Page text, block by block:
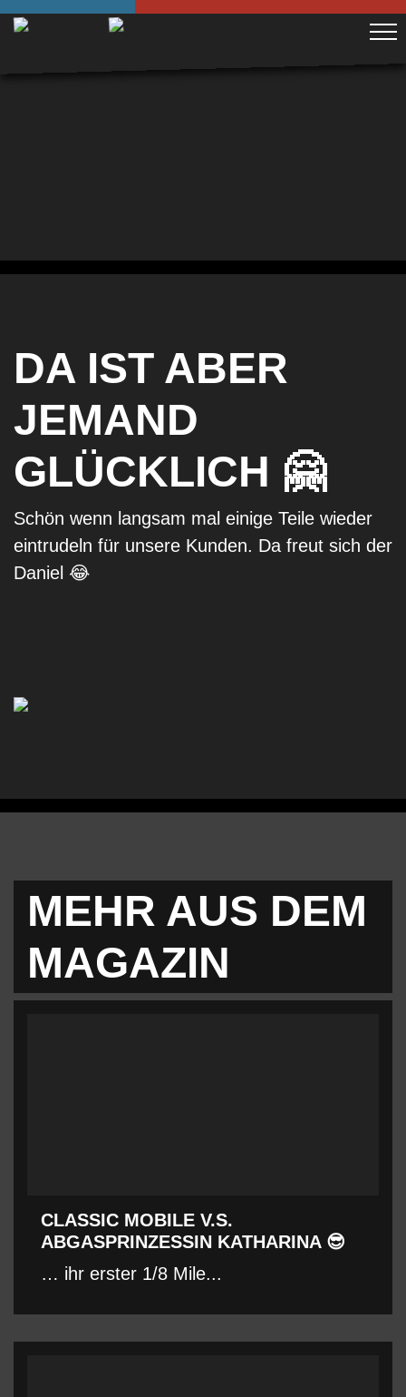
DA IST ABER
JEMAND
GLÜCKLICH 🤗
Schön wenn langsam mal einige Teile wieder
eintrudeln für unsere Kunden. Da freut sich der
Daniel 😂
MEHR AUS DEM
MAGAZIN
CLASSIC MOBILE V.S.
ABGASPRINZESSIN KATHARINA 😎
… ihr erster 1/8 Mile...